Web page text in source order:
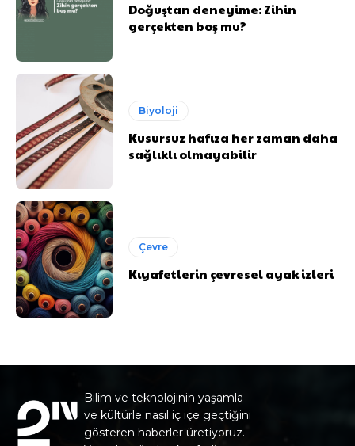
Doğuştan deneyime: Zihin
gerçekten boş mu?
Biyoloji
Kusursuz hafıza her zaman daha
sağlıklı olmayabilir
Çevre
Kıyafetlerin çevresel ayak izleri
Bilim ve teknolojinin yaşamla
ve kültürle nasıl iç içe geçtiğini
gösteren haberler üretiyoruz.